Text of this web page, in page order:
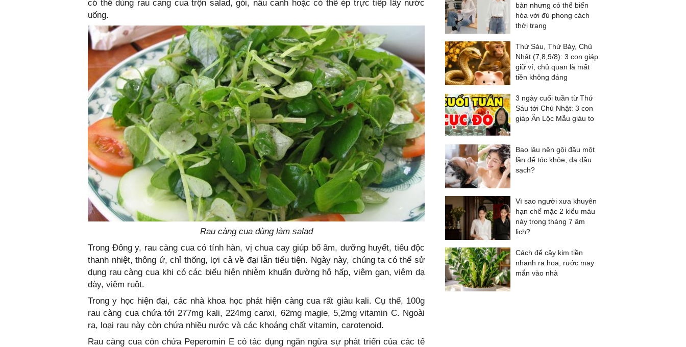
có thể dùng rau càng cua trộn salad, gỏi, nấu canh hoặc có thể ép trực tiếp lấy nước
uống.
Rau càng cua dùng làm salad
Trong Đông y, rau càng cua có tính hàn, vị chua cay giúp bổ âm, dưỡng huyết, tiêu độc
thanh nhiệt, thông ứ, chỉ thống, lợi cả về đại lẫn tiểu tiện. Ngày này, chúng ta có thể sử
dụng rau càng cua khi có các biểu hiện nhiễm khuẩn đường hô hấp, viêm gan, viêm dạ
dày, viêm ruột.
Trong y học hiện đại, các nhà khoa học phát hiện càng cua rất giàu kali. Cụ thể, 100g
rau càng cua chứa tới 277mg kali, 224mg canxi, 62mg magie, 5,2mg vitamin C. Ngoài
ra, loại rau này còn chứa nhiều nước và các khoáng chất vitamin, carotenoid.
Rau càng cua còn chứa Peperomin E có tác dụng ngăn ngừa sự phát triển của các tế
bản nhưng có thể biến
hóa với đủ phong cách
thời trang
Thứ Sáu, Thứ Bảy, Chủ
Nhật (7,8,9/8): 3 con giáp
giữ ví, chủ quan là mất
tiền không đáng
3 ngày cuối tuần từ Thứ
Sáu tới Chủ Nhật: 3 con
giáp Ăn Lộc Mẫu giàu to
Bao lâu nên gội đầu một
lần để tóc khỏe, da đầu
sạch?
Vì sao người xưa khuyên
hạn chế mặc 2 kiểu màu
này trong tháng 7 âm
lịch?
Cách để cây kim tiền
nhanh ra hoa, rước may
mắn vào nhà